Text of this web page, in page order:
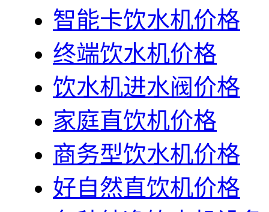
智能卡饮水机价格
终端饮水机价格
饮水机进水阀价格
家庭直饮机价格
商务型饮水机价格
好自然直饮机价格